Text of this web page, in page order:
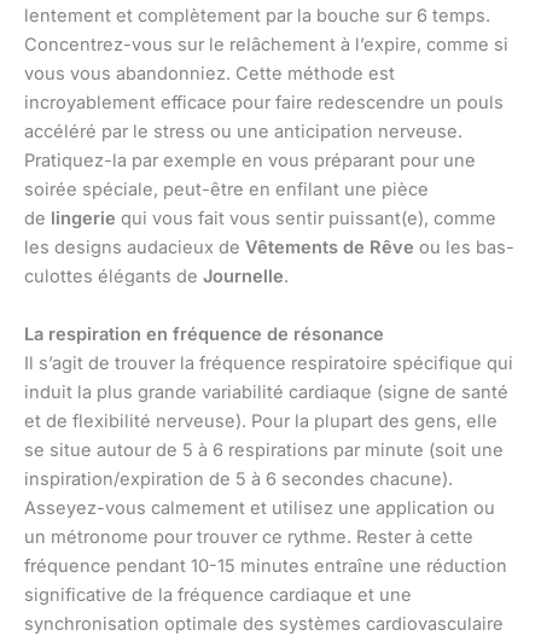
lentement et complètement par la bouche sur 6 temps.
Concentrez-vous sur le relâchement à l’expire, comme si
vous vous abandonniez. Cette méthode est
incroyablement efficace pour faire redescendre un pouls
accéléré par le stress ou une anticipation nerveuse.
Pratiquez-la par exemple en vous préparant pour une
soirée spéciale, peut-être en enfilant une pièce
de lingerie qui vous fait vous sentir puissant(e), comme
les designs audacieux de Vêtements de Rêve ou les bas-
culottes élégants de Journelle.
La respiration en fréquence de résonance
Il s’agit de trouver la fréquence respiratoire spécifique qui
induit la plus grande variabilité cardiaque (signe de santé
et de flexibilité nerveuse). Pour la plupart des gens, elle
se situe autour de 5 à 6 respirations par minute (soit une
inspiration/expiration de 5 à 6 secondes chacune).
Asseyez-vous calmement et utilisez une application ou
un métronome pour trouver ce rythme. Rester à cette
fréquence pendant 10-15 minutes entraîne une réduction
significative de la fréquence cardiaque et une
synchronisation optimale des systèmes cardiovasculaire